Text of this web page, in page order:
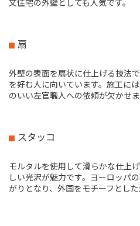
文住宅の外壁としても人気です。
扇
外壁の表面を扇状に仕上げる技法
を好む人に向いています。施工に
のいい左官職人への依頼が欠かせま
スタッコ
モルタルを使用して滑らかな仕上
しい光沢が魅力です。ヨーロッパ
がりとなり、外国をモチーフとし